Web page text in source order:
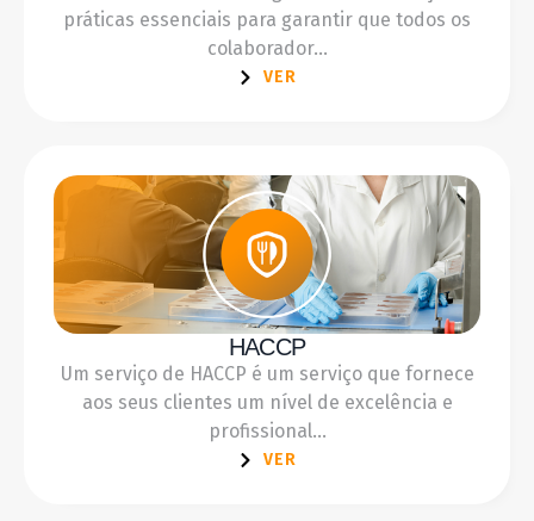
práticas essenciais para garantir que todos os
colaborador...
VER
HACCP
Um serviço de HACCP é um serviço que fornece
aos seus clientes um nível de excelência e
profissional...
VER